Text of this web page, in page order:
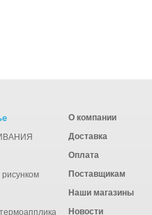
О компании
Доставка
Оплата
Поставщикам
Наши магазины
Новости